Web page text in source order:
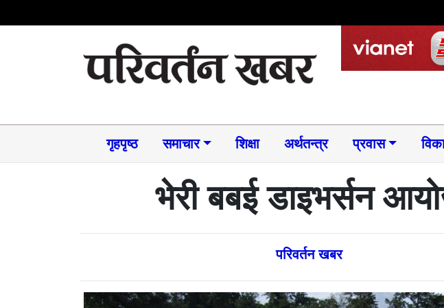
गृहपृष्ठ समाचार​ शिक्षा अर्थतन्त्र प्रवास
भेरी बबई डाइभर्सन
परिवर्तन खबर